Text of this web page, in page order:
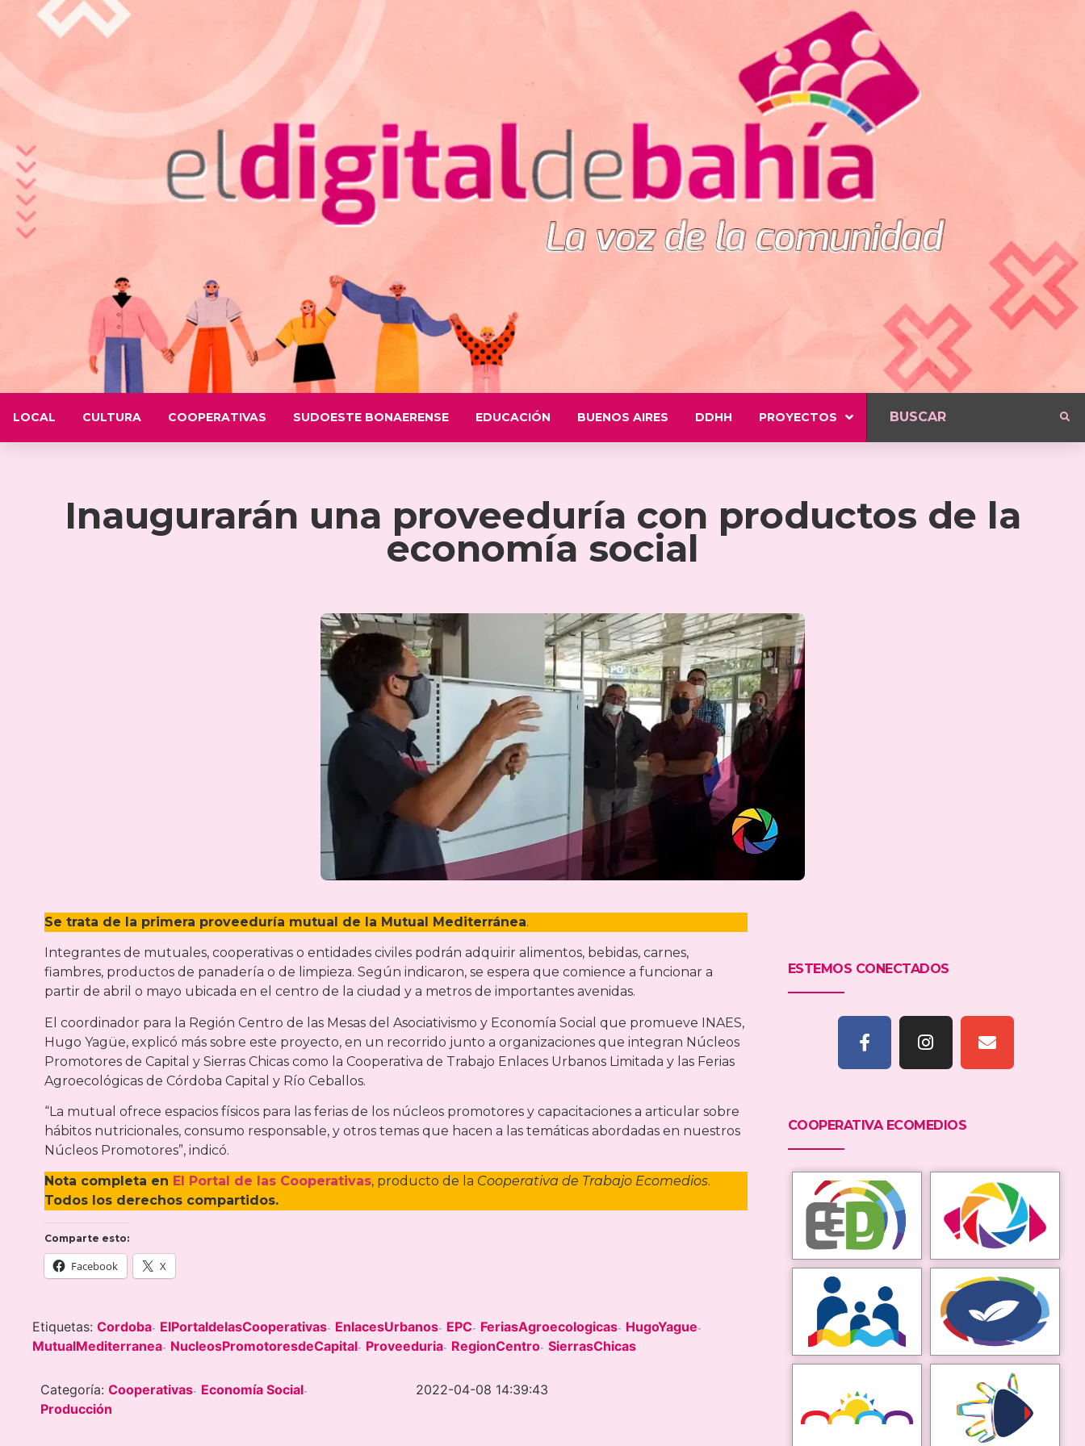
LOCAL CULTURA COOPERATIVAS SUDOESTE BONAERENSE EDUCACIÓN BUENOS AIRES DDHH PROYECTOS
Inaugurarán una proveeduría con productos de la
economía social
Se trata de la primera proveeduría mutual de la Mutual Mediterránea.
Integrantes de mutuales, cooperativas o entidades civiles podrán adquirir alimentos, bebidas, carnes,
fiambres, productos de panadería o de limpieza. Según indicaron, se espera que comience a funcionar a
partir de abril o mayo ubicada en el centro de la ciudad y a metros de importantes avenidas.
El coordinador para la Región Centro de las Mesas del Asociativismo y Economía Social que promueve INAES,
Hugo Yagüe, explicó más sobre este proyecto, en un recorrido junto a organizaciones que integran Núcleos
Promotores de Capital y Sierras Chicas como la Cooperativa de Trabajo Enlaces Urbanos Limitada y las Ferias
Agroecológicas de Córdoba Capital y Río Ceballos.
“La mutual ofrece espacios físicos para las ferias de los núcleos promotores y capacitaciones a articular sobre
hábitos nutricionales, consumo responsable, y otros temas que hacen a las temáticas abordadas en nuestros
Núcleos Promotores”, indicó.
Nota completa en El Portal de las Cooperativas, producto de la Cooperativa de Trabajo Ecomedios.
Todos los derechos compartidos.
Comparte esto:
Facebook X
Etiquetas: Cordoba- ElPortaldelasCooperativas- EnlacesUrbanos- EPC- FeriasAgroecologicas- HugoYague-
MutualMediterranea- NucleosPromotoresdeCapital- Proveeduria- RegionCentro- SierrasChicas
Categoría: Cooperativas- Economía Social-
Producción
2022-04-08 14:39:43
ESTEMOS CONECTADOS
COOPERATIVA ECOMEDIOS